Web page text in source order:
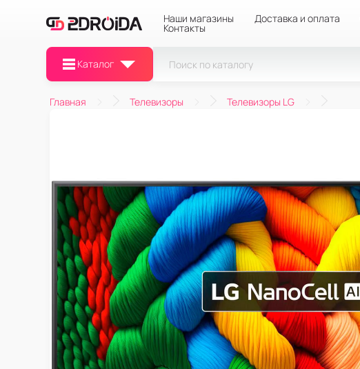
Наши магазины Доставка и оплата
Контакты
Каталог
Главная Телевизоры Телевизоры LG